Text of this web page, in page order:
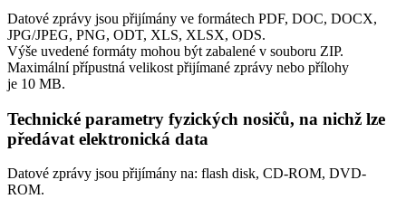
Datové zprávy jsou přijímány ve formátech PDF, DOC, DOCX,
JPG/JPEG, PNG, ODT, XLS, XLSX, ODS.
Výše uvedené formáty mohou být zabalené v souboru ZIP.
Maximální přípustná velikost přijímané zprávy nebo přílohy
je 10 MB.
Technické parametry fyzických nosičů, na nichž lze
předávat elektronická data
Datové zprávy jsou přijímány na: flash disk, CD-ROM, DVD-
ROM.